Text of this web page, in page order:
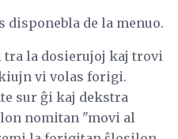
disponebla de la menuo.
la dosierujoj kaj trovi
vi volas forigi.
sur ĝi kaj dekstra
nomitan "movi al